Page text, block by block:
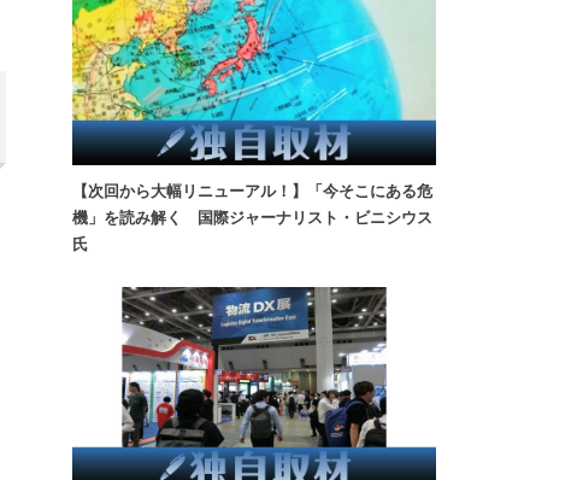
【次回から大幅リニューアル！】「今そこにある危
機」を読み解く 国際ジャーナリスト・ビニシウス
氏